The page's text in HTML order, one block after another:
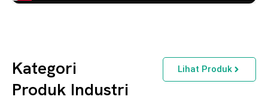
Kategori
Produk Industri
Lihat Produk